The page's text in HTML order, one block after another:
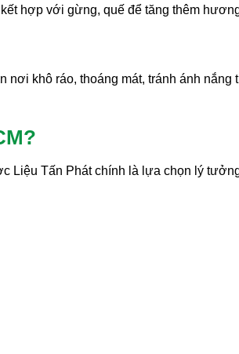
hợp với gừng, quế để tăng thêm
khô ráo, thoáng mát, tránh ánh nắng
Liệu Tấn Phát chính là lựa chọn lý